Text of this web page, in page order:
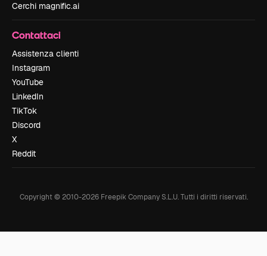
Cerchi magnific.ai
Contattaci
Assistenza clienti
Instagram
YouTube
LinkedIn
TikTok
Discord
X
Reddit
Copyright © 2010-2026Freepik Company S.L.U. Tutti i diritti riservati.